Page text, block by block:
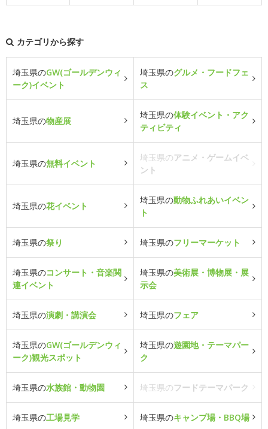
カテゴリから探す
埼玉県のGW(ゴールデンウィ
ーク)イベント
埼玉県のグルメ・フードフェ
ス
埼玉県の物産展
埼玉県の体験イベント・アク
ティビティ
埼玉県の無料イベント
埼玉県のアニメ・ゲームイベ
ント
埼玉県の花イベント
埼玉県の動物ふれあいイベン
ト
埼玉県の祭り 埼玉県のフリーマーケット
埼玉県のコンサート・音楽関
連イベント
埼玉県の美術展・博物展・展
示会
埼玉県の演劇・講演会 埼玉県のフェア
埼玉県のGW(ゴールデンウィ
ーク)観光スポット
埼玉県の遊園地・テーマパー
ク
埼玉県の水族館・動物園 埼玉県のフードテーマパーク
埼玉県の工場見学 埼玉県のキャンプ場・BBQ場